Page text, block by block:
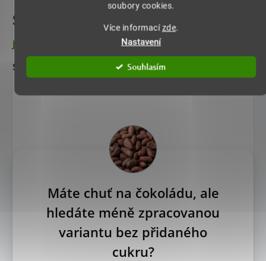
soubory cookies.
Více informacízde.
Nastavení
Souhlasím
Složení
Jednoduché složení bez přísad
Složení: sušená semena kakaovníkuArriba Nacional
Máte chuť na čokoládu, ale
hledáte méně zpracovanou
variantu bez přidaného
cukru?